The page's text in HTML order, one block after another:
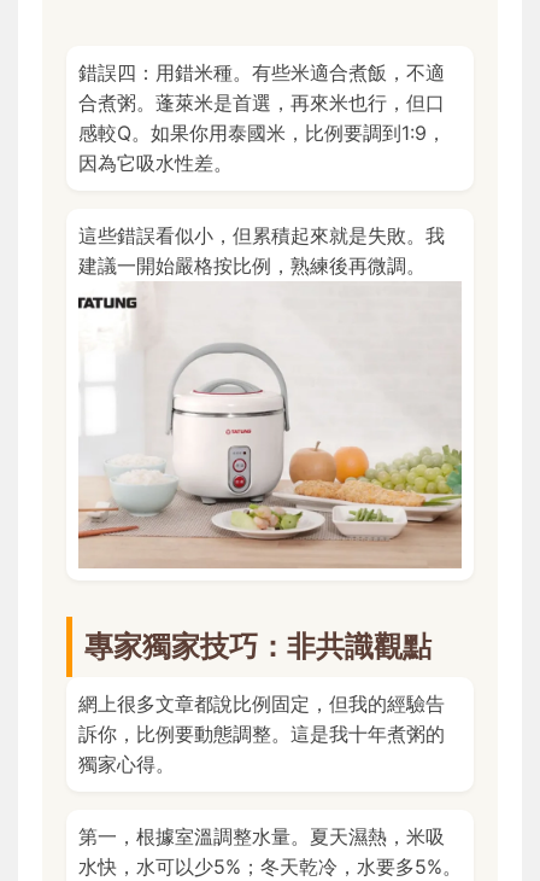
錯誤四：用錯米種。有些米適合煮飯，不適
合煮粥。蓬萊米是首選，再來米也行，但口
感較Q。如果你用泰國米，比例要調到1:9，
因為它吸水性差。
這些錯誤看似小，但累積起來就是失敗。我
建議一開始嚴格按比例，熟練後再微調。
專家獨家技巧：非共識觀點
網上很多文章都說比例固定，但我的經驗告
訴你，比例要動態調整。這是我十年煮粥的
獨家心得。
第一，根據室溫調整水量。夏天濕熱，米吸
水快，水可以少5%；冬天乾冷，水要多5%。